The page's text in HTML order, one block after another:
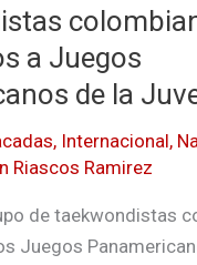
a Juegos
de la
, Internacional,
Riascos Ramirez
de taekwondistas
Juegos